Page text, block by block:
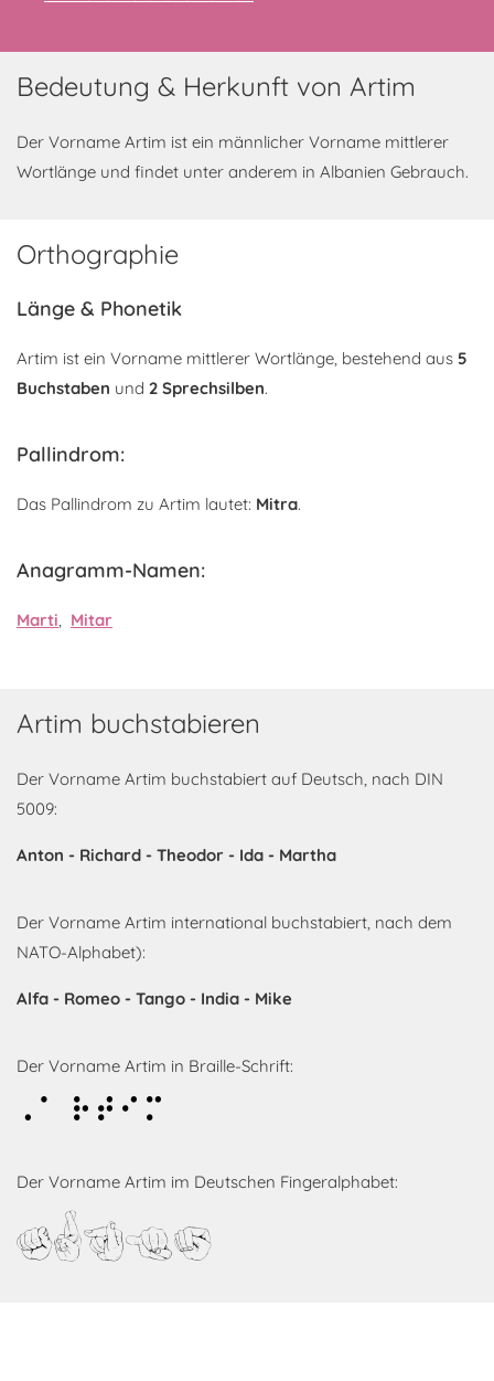
Bedeutung & Herkunft von Artim
Der Vorname Artim ist ein männlicher Vorname mittlerer
Wortlänge und findet unter anderem in Albanien Gebrauch.
Orthographie
Länge & Phonetik
Artim ist ein Vorname mittlerer Wortlänge, bestehend aus 5
Buchstaben und 2 Sprechsilben.
Pallindrom:
Das Pallindrom zu Artim lautet: Mitra.
Anagramm-Namen:
Marti, Mitar
Artim buchstabieren
Der Vorname Artim buchstabiert auf Deutsch, nach DIN
5009:
Anton - Richard - Theodor - Ida - Martha
Der Vorname Artim international buchstabiert, nach dem
NATO-Alphabet):
Alfa - Romeo - Tango - India - Mike
Der Vorname Artim in Braille-Schrift:
Artim
Der Vorname Artim im Deutschen Fingeralphabet:
Artim